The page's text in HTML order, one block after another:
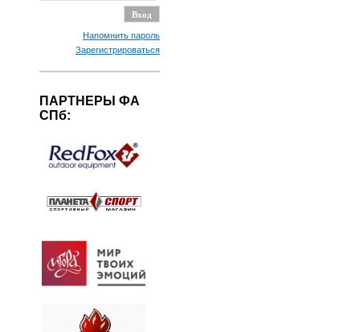
Напомнить пароль
Зарегистрироваться
ПАРТНЕРЫ ФА
СПб: